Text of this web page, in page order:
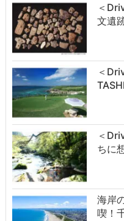
＜
文遺
＜
＜
ちに
海岸
喫！